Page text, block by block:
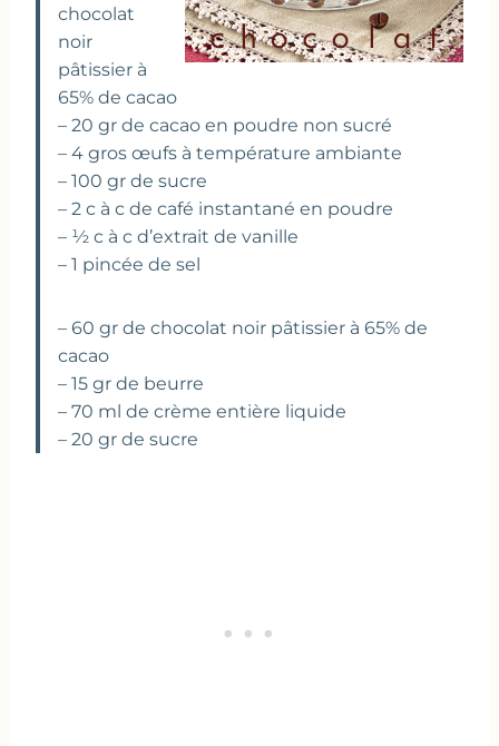
chocolat
noir
pâtissier à
65% de cacao
– 20 gr de cacao en poudre non sucré
– 4 gros œufs à température ambiante
– 100 gr de sucre
– 2 c à c de café instantané en poudre
– ½ c à c d’extrait de vanille
– 1 pincée de sel
– 60 gr de chocolat noir pâtissier à 65% de
cacao
– 15 gr de beurre
– 70 ml de crème entière liquide
– 20 gr de sucre